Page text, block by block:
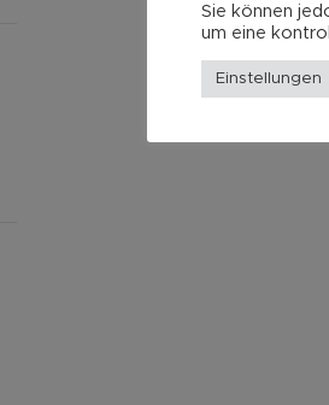
Sie können
um eine
Einstellungen